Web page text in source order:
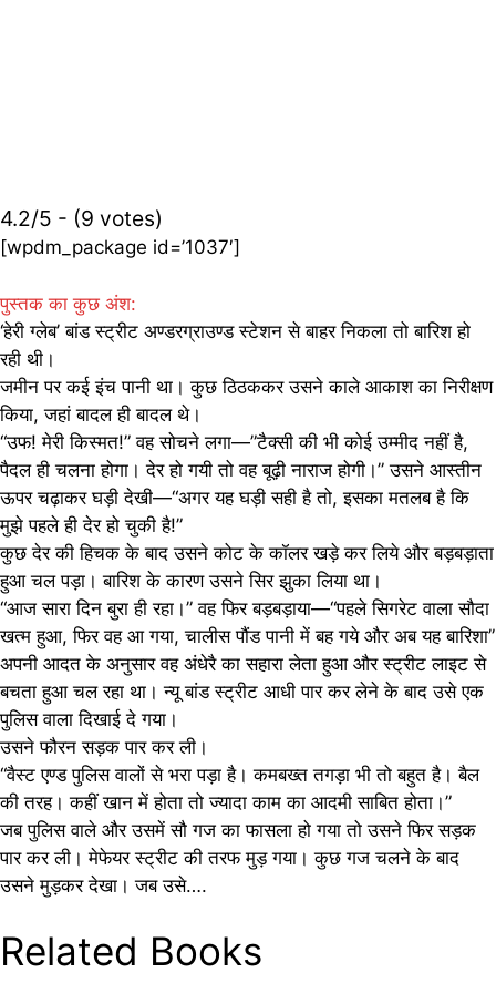
4.2/5 - (9 votes)
[wpdm_package id=’1037′]
पुस्तक का कुछ अंश:
‘हेरी ग्लेब’ बांड स्ट्रीट अण्डरग्राउण्ड स्टेशन से बाहर निकला तो बारिश हो
रही थी।
जमीन पर कई इंच पानी था। कुछ ठिठककर उसने काले आकाश का निरीक्षण
किया, जहां बादल ही बादल थे।
“उफ! मेरी किस्मत!” वह सोचने लगा—”टैक्सी की भी कोई उम्मीद नहीं है,
पैदल ही चलना होगा। देर हो गयी तो वह बूढ़ी नाराज होगी।” उसने आस्तीन
ऊपर चढ़ाकर घड़ी देखी—“अगर यह घड़ी सही है तो, इसका मतलब है कि
मुझे पहले ही देर हो चुकी है!”
कुछ देर की हिचक के बाद उसने कोट के कॉलर खड़े कर लिये और बड़बड़ाता
हुआ चल पड़ा। बारिश के कारण उसने सिर झुका लिया था।
“आज सारा दिन बुरा ही रहा।” वह फिर बड़बड़ाया—“पहले सिगरेट वाला सौदा
खत्म हुआ, फिर वह आ गया, चालीस पौंड पानी में बह गये और अब यह बारिशा”
अपनी आदत के अनुसार वह अंधेरै का सहारा लेता हुआ और स्ट्रीट लाइट से
बचता हुआ चल रहा था। न्यू बांड स्ट्रीट आधी पार कर लेने के बाद उसे एक
पुलिस वाला दिखाई दे गया।
उसने फौरन सड़क पार कर ली।
“वैस्ट एण्ड पुलिस वालों से भरा पड़ा है। कमबख्त तगड़ा भी तो बहुत है। बैल
की तरह। कहीं खान में होता तो ज्यादा काम का आदमी साबित होता।”
जब पुलिस वाले और उसमें सौ गज का फासला हो गया तो उसने फिर सड़क
पार कर ली। मेफेयर स्ट्रीट की तरफ मुड़ गया। कुछ गज चलने के बाद
उसने मुड़कर देखा। जब उसे….
Related Books